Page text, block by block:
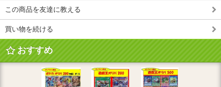
この商品を友達に教える
買い物を続ける
おすすめ